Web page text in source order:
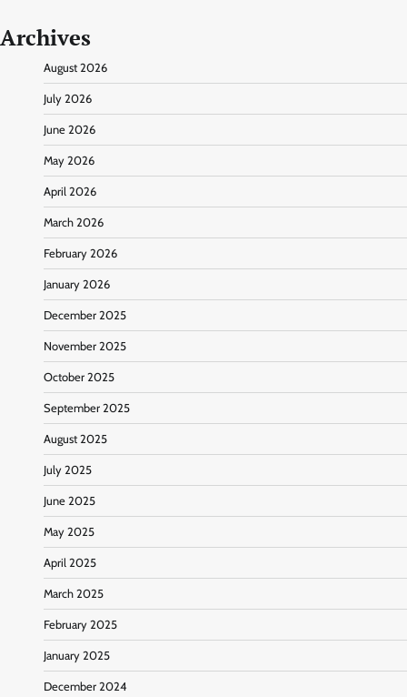
Archives
August 2026
July 2026
June 2026
May 2026
April 2026
March 2026
February 2026
January 2026
December 2025
November 2025
October 2025
September 2025
August 2025
July 2025
June 2025
May 2025
April 2025
March 2025
February 2025
January 2025
December 2024